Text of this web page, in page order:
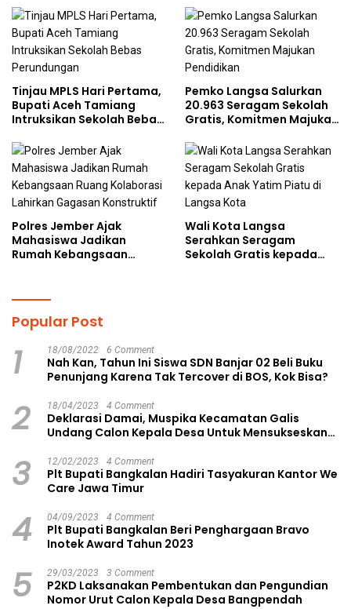
kepada Pelajar MPLS
Tinjau MPLS Hari Pertama,
Bupati Aceh Tamiang
Intruksikan Sekolah Bebas
Pemko Langsa Salurkan
20.963 Seragam Sekolah
Gratis, Komitmen Majukan
Polres Jember Ajak
Mahasiswa Jadikan
Rumah Kebangsaan
Wali Kota Langsa
Serahkan Seragam
Sekolah Gratis kepada
Popular Post
1 18/08/2022 6 Comment
Nah Kan, Tahun Ini Siswa SDN Banjar 02 Beli Buku
Penunjang Karena Tak Tercover di BOS, Kok Bisa?
2 18/04/2023 4 Comment
Deklarasi Damai, Muspika Kecamatan Galis
Undang Calon Kepala Desa Untuk Mensukseskan
3 12/02/2023 4 Comment
Plt Bupati Bangkalan Hadiri Tasyakuran Kantor We
Care Jawa Timur
4 04/09/2023 4 Comment
Plt Bupati Bangkalan Beri Penghargaan Bravo
Inotek Award Tahun 2023
5 29/03/2023 3 Comment
P2KD Laksanakan Pembentukan dan Pengundian
Nomor Urut Calon Kepala Desa Bangpendah